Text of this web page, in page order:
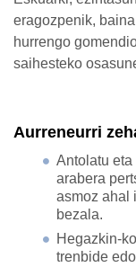
eragozpenik,
hurrengo
saihesteko
Aurreneurri
Antolatu
arabera
asmoz ahal
bezala.
Hegazkin-
trenbide